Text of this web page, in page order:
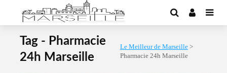
Tag - Pharmacie
24h Marseille
Le Meilleur de Marseille>
Pharmacie 24h Marseille